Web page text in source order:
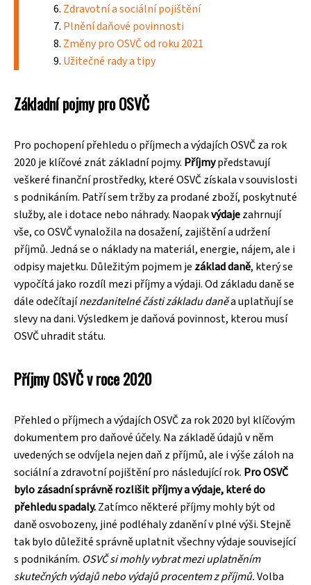
Zdravotní a sociální pojištění
Plnění daňové povinnosti
Změny pro OSVČ od roku 2021
Užitečné rady a tipy
Základní pojmy pro OSVČ
Pro pochopení přehledu o příjmech a výdajích OSVČ za rok
2020 je klíčové znát základní pojmy. Příjmypředstavují
veškeré finanční prostředky, které OSVČ získala v souvislosti
s podnikáním. Patří sem tržby za prodané zboží, poskytnuté
služby, ale i dotace nebo náhrady. Naopakvýdajezahrnují
vše, co OSVČ vynaložila na dosažení, zajištění a udržení
příjmů. Jedná se o náklady na materiál, energie, nájem, ale i
odpisy majetku. Důležitým pojmem je základ daně, který se
vypočítá jako rozdíl mezi příjmy a výdaji. Od základu daně se
dále odečítajínezdanitelné části základu daněa uplatňují se
slevy na dani. Výsledkem je daňová povinnost, kterou musí
OSVČ uhradit státu.
Příjmy OSVČ v roce 2020
Přehled o příjmech a výdajích OSVČ za rok 2020 byl klíčovým
dokumentem pro daňové účely. Na základě údajů v něm
uvedených se odvíjela nejen daň z příjmů, ale i výše záloh na
sociální a zdravotní pojištění pro následující rok. Pro OSVČ
bylo zásadní správně rozlišit příjmy a výdaje, které do
přehledu spadaly.Zatímco některé příjmy mohly být od
daně osvobozeny, jiné podléhaly zdanění v plné výši. Stejně
tak bylo důležité správně uplatnit všechny výdaje související
s podnikáním. OSVČ si mohly vybrat mezi uplatněním
skutečných výdajů nebo výdajů procentem z příjmů.Volba